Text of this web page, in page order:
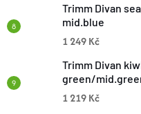
Trimm Divan
mid.blue
1 249 Kč
Trimm Divan
green/
1 219 Kč